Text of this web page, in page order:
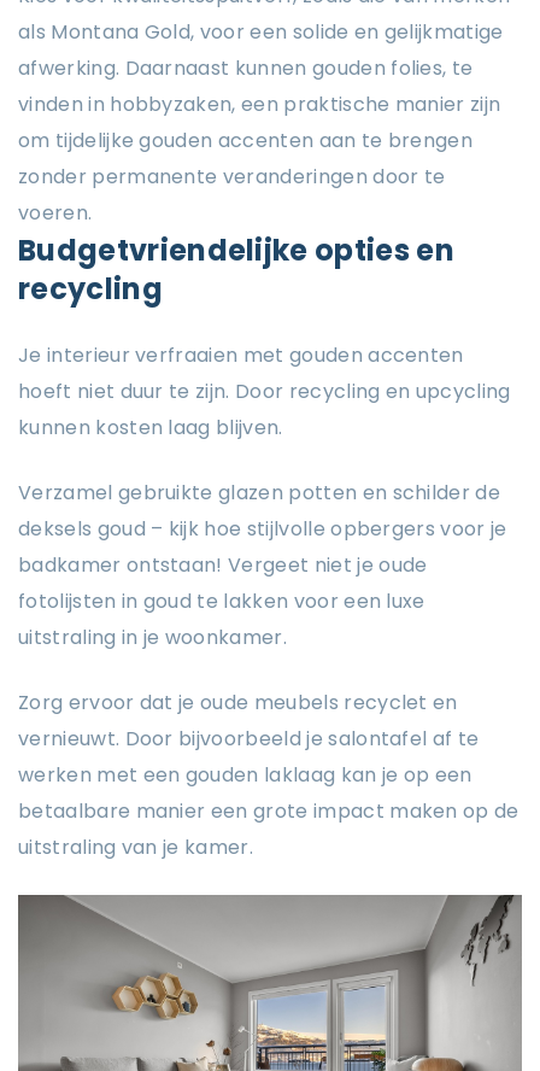
als Montana Gold, voor een solide en gelijkmatige
afwerking. Daarnaast kunnen gouden folies, te
vinden in hobbyzaken, een praktische manier zijn
om tijdelijke gouden accenten aan te brengen
zonder permanente veranderingen door te
voeren.
Budgetvriendelijke opties en
recycling
Je interieur verfraaien met gouden accenten
hoeft niet duur te zijn. Door recycling en upcycling
kunnen kosten laag blijven.
Verzamel gebruikte glazen potten en schilder de
deksels goud – kijk hoe stijlvolle opbergers voor je
badkamer ontstaan! Vergeet niet je oude
fotolijsten in goud te lakken voor een luxe
uitstraling in je woonkamer.
Zorg ervoor dat je oude meubels recyclet en
vernieuwt. Door bijvoorbeeld je salontafel af te
werken met een gouden laklaag kan je op een
betaalbare manier een grote impact maken op de
uitstraling van je kamer.